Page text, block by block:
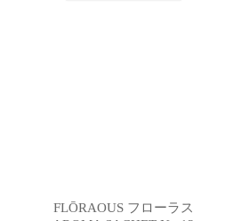
FLŌRAOUS フローラス